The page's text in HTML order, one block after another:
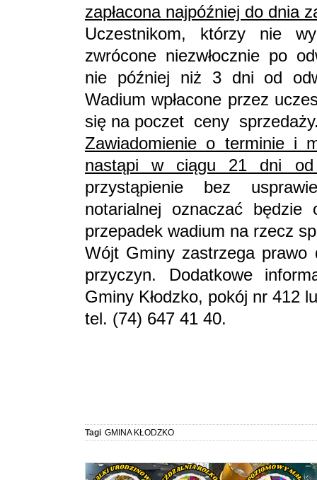
zapłacona najpóźniej do dnia
Uczestnikom, którzy nie
zwrócone niezwłocznie po
nie później niż 3 dni od
Wadium wpłacone przez
się na poczet ceny
Zawiadomienie o terminie i
nastąpi w ciągu 21 dni od
przystąpienie bez
notarialnej oznaczać
przepadek wadium na rzecz
Wójt Gminy zastrzega prawo
przyczyn. Dodatkowe
Gminy Kłodzko, pokój nr 412
tel. (74)
Tagi GMINA KŁODZKO